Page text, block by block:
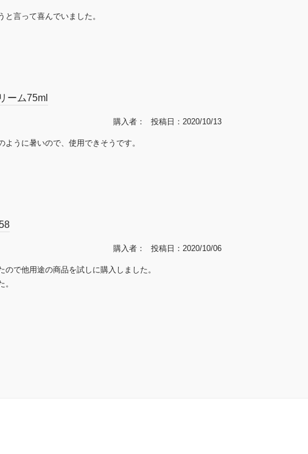
言って喜んでいました。
ーム75ml
購入者 投稿日 2020/10/13
うに暑いので、使用できそうです。
購入者 投稿日 2020/10/06
で他用途の商品を試しに購入しました。